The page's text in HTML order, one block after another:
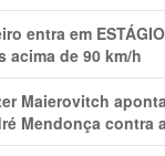
entra em
acima de 90 km/h
Maierovitch
Mendonça contra